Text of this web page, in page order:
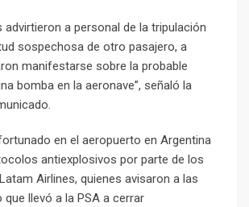
advirtieron a personal de la tripulación
sospechosa de otro pasajero, a
manifestarse sobre la probable
bomba en la aeronave”, señaló la
en el aeropuerto en Argentina
antiexplosivos por parte de los
Airlines, quienes avisaron a las
que llevó a la PSA a cerrar